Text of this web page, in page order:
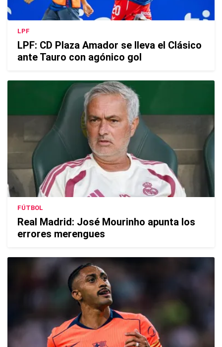
LPF
LPF: CD Plaza Amador se lleva el Clásico
ante Tauro con agónico gol
FÚTBOL
Real Madrid: José Mourinho apunta los
errores merengues